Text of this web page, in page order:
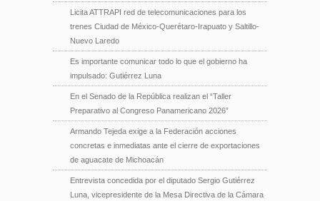
Licita ATTRAPI red de telecomunicaciones para los
trenes Ciudad de México-Querétaro-Irapuato y Saltillo-
Nuevo Laredo
Es importante comunicar todo lo que el gobierno ha
impulsado: Gutiérrez Luna
En el Senado de la República realizan el “Taller
Preparativo al Congreso Panamericano 2026”
Armando Tejeda exige a la Federación acciones
concretas e inmediatas ante el cierre de exportaciones
de aguacate de Michoacán
Entrevista concedida por el diputado Sergio Gutiérrez
Luna, vicepresidente de la Mesa Directiva de la Cámara